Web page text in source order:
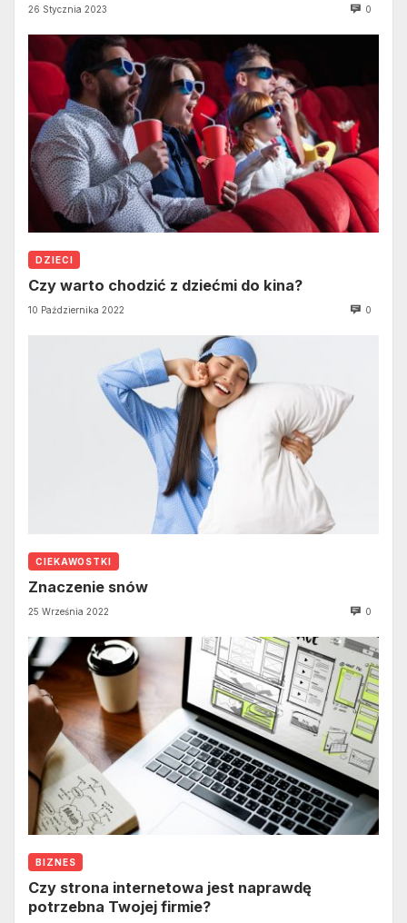
26 Stycznia 2023 0
DZIECI
Czy warto chodzić z dziećmi do kina?
10 Października 2022 0
CIEKAWOSTKI
Znaczenie snów
25 Września 2022 0
BIZNES
Czy strona internetowa jest naprawdę
potrzebna Twojej firmie?